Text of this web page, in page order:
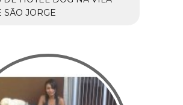
SÃO JORGE